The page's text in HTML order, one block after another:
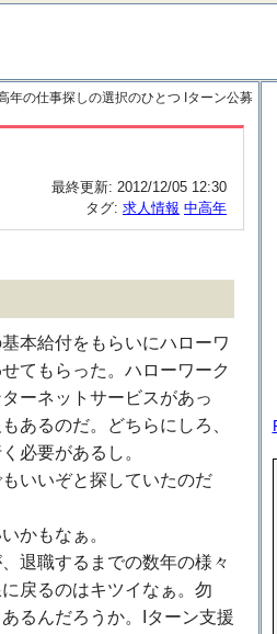
年の仕事探しの選択のひとつ Iターン公募
最終更新: 2012/12/05 12:30
タグ: 求人情報 中高年
本給付をもらいにハローワ
てもらった。ハローワーク
ーネットサービスがあっ
あるのだ。どちらにしろ、
必要があるし。
いいぞと探していたのだ
かもなぁ。
退職するまでの数年の様々
戻るのはキツイなぁ。勿
るんだろうか。Iターン支援